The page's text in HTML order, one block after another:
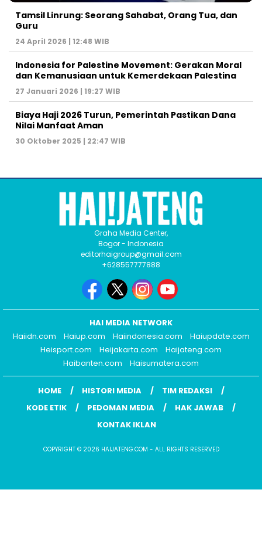
Tamsil Linrung: Seorang Sahabat, Orang Tua, dan
Guru
24 April 2026 | 12:48 WIB
Indonesia for Palestine Movement: Gerakan Moral
dan Kemanusiaan untuk Kemerdekaan Palestina
27 Januari 2026 | 19:27 WIB
Biaya Haji 2026 Turun, Pemerintah Pastikan Dana
Nilai Manfaat Aman
30 Oktober 2025 | 22:47 WIB
Graha Media Center,
Bogor - Indonesia
editorhaigroup@gmail.com
+628557777888
HAI MEDIA NETWORK
Haiidn.com
Haiup.com Haiindonesia.com
Haiupdate.com
Heisport.com
Heijakarta.com
Haijateng.com
Haibanten.com
Haisumatera.com
HOME HISTORI MEDIA
TIM REDAKSI
KODE ETIK
PEDOMAN MEDIA
HAK JAWAB
KONTAK IKLAN
COPYRIGHT © 2026 HAIJATENG.COM - ALL RIGHTS RESERVED